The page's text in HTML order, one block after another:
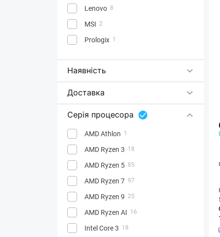
Lenovo 8
MSI 2
Prologix 1
Наявність
Доставка
Серія процесора
AMD Athlon 1
AMD Ryzen 3 18
AMD Ryzen 5 85
AMD Ryzen 7 97
AMD Ryzen 9 25
AMD Ryzen AI 16
Intel Core 3 18